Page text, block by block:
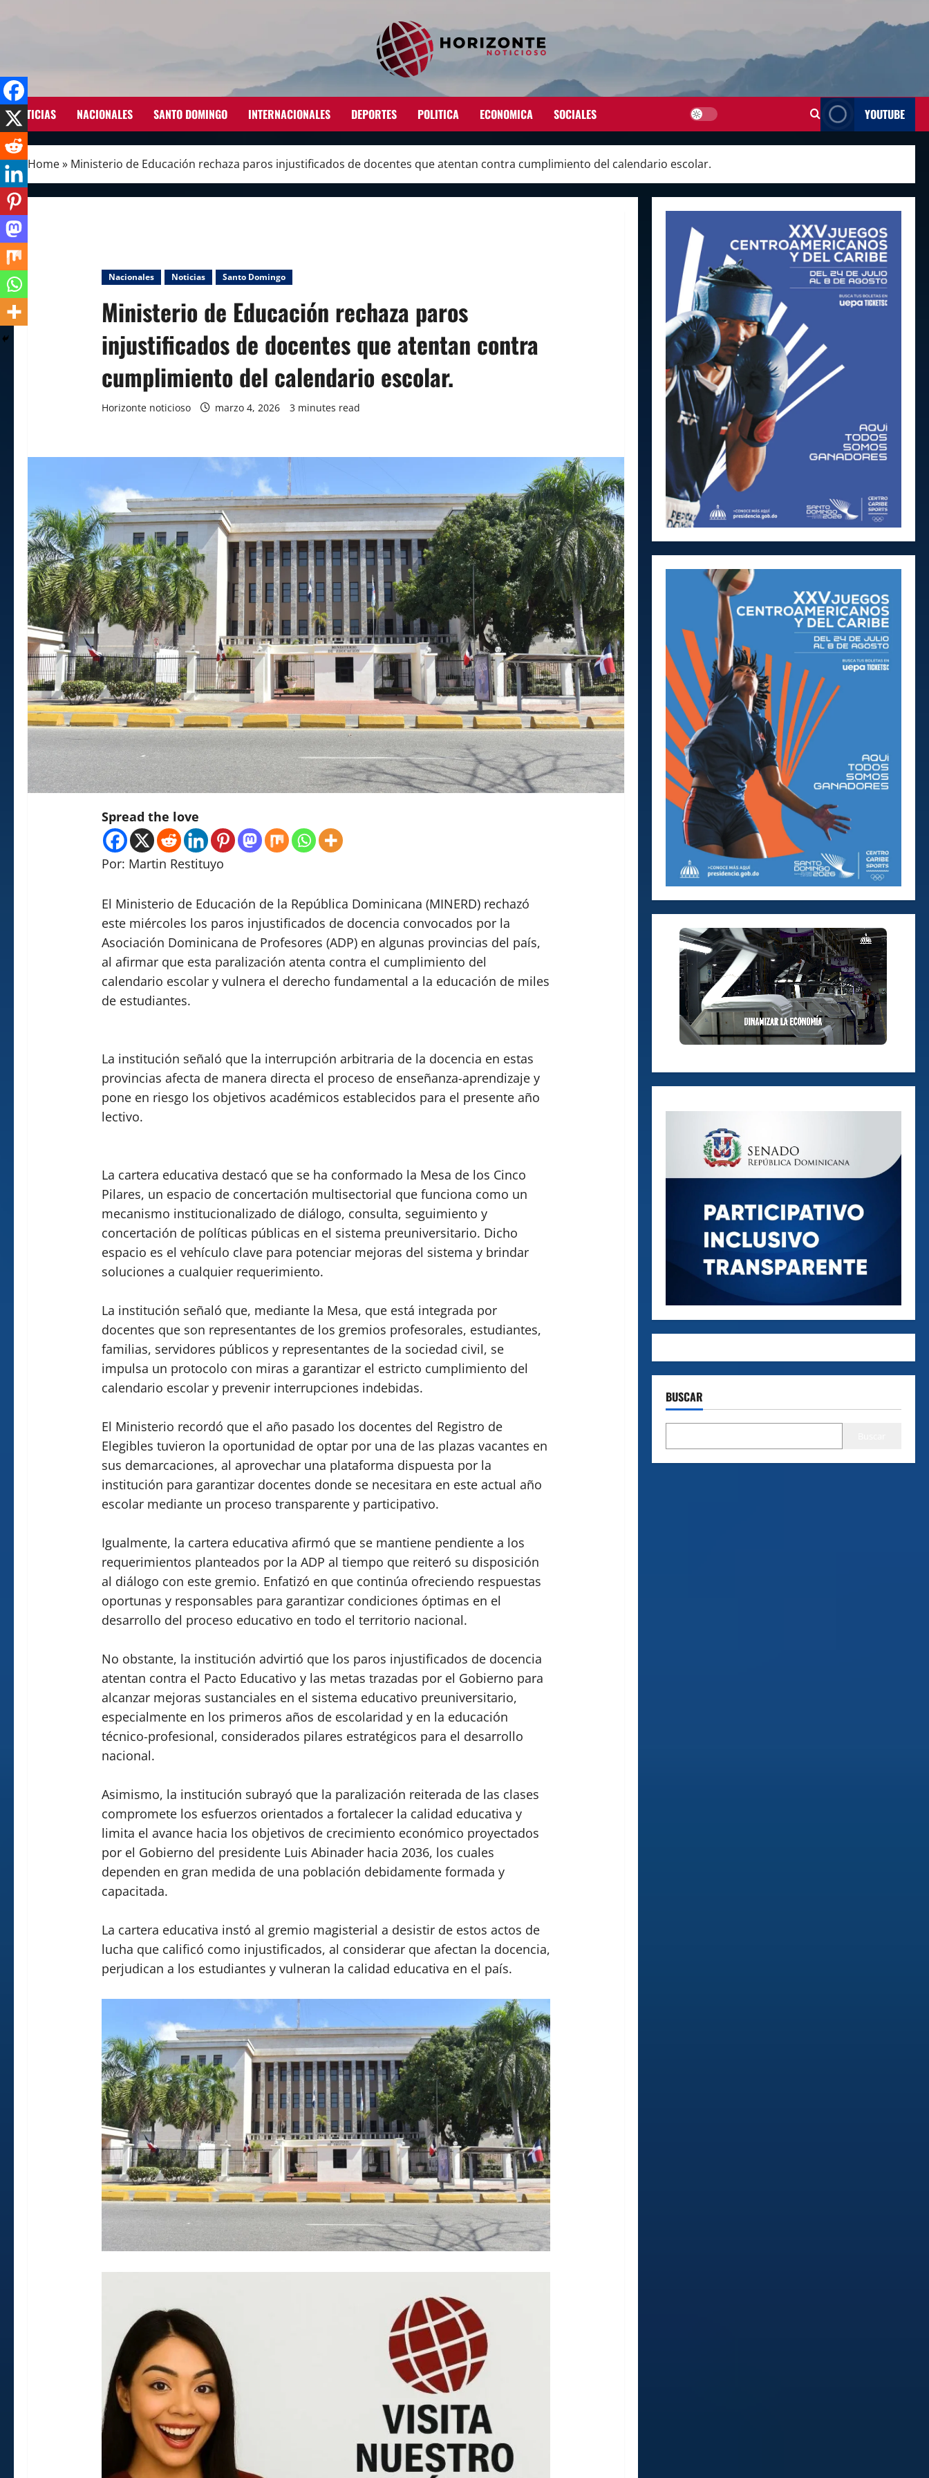
NOTICIAS NACIONALES SANTO DOMINGO INTERNACIONALES DEPORTES POLITICA ECONOMICA SOCIALES YOUTUBE
Home» Ministerio de Educación rechaza paros injustificados de docentes que atentan contra cumplimiento del calendario escolar.
Nacionales Noticias Santo Domingo
Ministerio de Educación rechaza paros
injustificados de docentes que atentan contra
cumplimiento del calendario escolar.
Horizonte noticioso marzo 4, 2026 3 minutes read
Spread the love
Por: Martin Restituyo
El Ministerio de Educación de la República Dominicana (MINERD) rechazó
este miércoles los paros injustificados de docencia convocados por la
Asociación Dominicana de Profesores (ADP) en algunas provincias del país,
al afirmar que esta paralización atenta contra el cumplimiento del
calendario escolar y vulnera el derecho fundamental a la educación de miles
de estudiantes.
La institución señaló que la interrupción arbitraria de la docencia en estas
provincias afecta de manera directa el proceso de enseñanza-aprendizaje y
pone en riesgo los objetivos académicos establecidos para el presente año
lectivo.
La cartera educativa destacó que se ha conformado la Mesa de los Cinco
Pilares, un espacio de concertación multisectorial que funciona como un
mecanismo institucionalizado de diálogo, consulta, seguimiento y
concertación de políticas públicas en el sistema preuniversitario. Dicho
espacio es el vehículo clave para potenciar mejoras del sistema y brindar
soluciones a cualquier requerimiento.
La institución señaló que, mediante la Mesa, que está integrada por
docentes que son representantes de los gremios profesorales, estudiantes,
familias, servidores públicos y representantes de la sociedad civil, se
impulsa un protocolo con miras a garantizar el estricto cumplimiento del
calendario escolar y prevenir interrupciones indebidas.
El Ministerio recordó que el año pasado los docentes del Registro de
Elegibles tuvieron la oportunidad de optar por una de las plazas vacantes en
sus demarcaciones, al aprovechar una plataforma dispuesta por la
institución para garantizar docentes donde se necesitara en este actual año
escolar mediante un proceso transparente y participativo.
Igualmente, la cartera educativa afirmó que se mantiene pendiente a los
requerimientos planteados por la ADP al tiempo que reiteró su disposición
al diálogo con este gremio. Enfatizó en que continúa ofreciendo respuestas
oportunas y responsables para garantizar condiciones óptimas en el
desarrollo del proceso educativo en todo el territorio nacional.
No obstante, la institución advirtió que los paros injustificados de docencia
atentan contra el Pacto Educativo y las metas trazadas por el Gobierno para
alcanzar mejoras sustanciales en el sistema educativo preuniversitario,
especialmente en los primeros años de escolaridad y en la educación
técnico-profesional, considerados pilares estratégicos para el desarrollo
nacional.
Asimismo, la institución subrayó que la paralización reiterada de las clases
compromete los esfuerzos orientados a fortalecer la calidad educativa y
limita el avance hacia los objetivos de crecimiento económico proyectados
por el Gobierno del presidente Luis Abinader hacia 2036, los cuales
dependen en gran medida de una población debidamente formada y
capacitada.
La cartera educativa instó al gremio magisterial a desistir de estos actos de
lucha que calificó como injustificados, al considerar que afectan la docencia,
perjudican a los estudiantes y vulneran la calidad educativa en el país.
BUSCAR